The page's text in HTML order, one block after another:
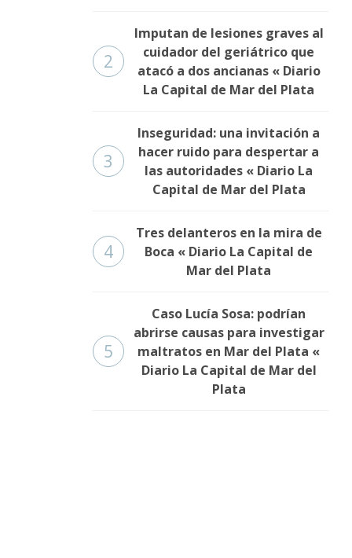
2
Imputan de lesiones graves al
cuidador del geriátrico que
atacó a dos ancianas « Diario
La Capital de Mar del Plata
3
Inseguridad: una invitación a
hacer ruido para despertar a
las autoridades « Diario La
Capital de Mar del Plata
4
Tres delanteros en la mira de
Boca « Diario La Capital de
Mar del Plata
5
Caso Lucía Sosa: podrían
abrirse causas para investigar
maltratos en Mar del Plata «
Diario La Capital de Mar del
Plata